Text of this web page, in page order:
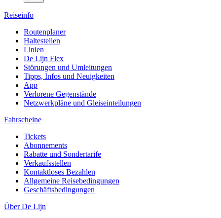
Reiseinfo
Routenplaner
Haltestellen
Linien
De Lijn Flex
Störungen und Umleitungen
Tipps, Infos und Neuigkeiten
App
Verlorene Gegenstände
Netzwerkpläne und Gleiseinteilungen
Fahrscheine
Tickets
Abonnements
Rabatte und Sondertarife
Verkaufsstellen
Kontaktloses Bezahlen
Allgemeine Reisebedingungen
Geschäftsbedingungen
Über De Lijn